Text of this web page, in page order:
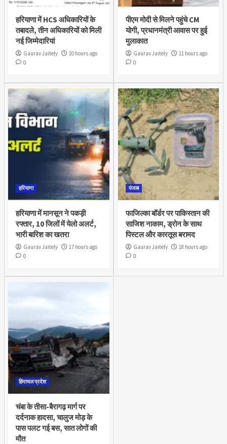
हरियाणा में HCS अधिकारियों के
तबादले, तीन अधिकारियों को मिली
नई जिम्मेदारियां
Gaurav Jaitely
10 hours ago
0
पीएम मोदी से मिलने पहुंचे CM
योगी, प्रधानमंत्री आवास पर हुई
मुलाकात
Gaurav Jaitely
11 hours ago
0
हरियाणा
हरियाणा में मानसून ने पकड़ी
रफ्तार, 10 जिलों में येलो अलर्ट,
भारी बारिश का खतरा
Gaurav Jaitely
17 hours ago
0
पंजाब
फाजिल्का बॉर्डर पर पाकिस्तान की
साजिश नाकाम, ड्रोन के साथ
पिस्टल और कारतूस बरामद
Gaurav Jaitely
18 hours ago
0
हिमाचल प्रदेश
चंबा के तीसा-बैरागढ़ मार्ग पर
दर्दनाक हादसा, चालुज मोड़ के
पास पलट गई बस, सात लोगों की
मौत